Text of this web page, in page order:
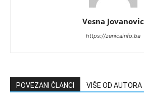
Vesna Jovanovic
https://zenicainfo.ba
POVEZANI ČLANCI VIŠE OD AUTORA